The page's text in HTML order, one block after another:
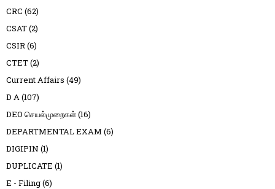
CRC (62)
CSAT(2)
CSIR(6)
CTET(2)
Current Affairs (49)
D A(107)
DEO செயல்முறைகள்(16)
DEPARTMENTAL EXAM (6)
DIGIPIN (1)
DUPLICATE (1)
E - Filing(6)